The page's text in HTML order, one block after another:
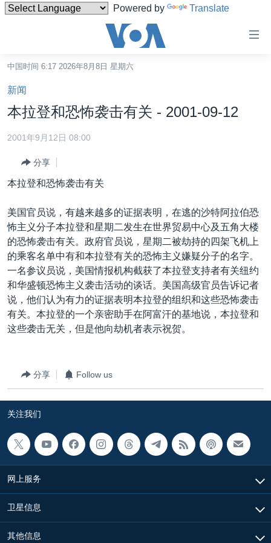
Powered by Translate
碍
链
接
跳
转
转
到
转
到
索
中国
港澳
国际
最新国际新闻
印太
中东
欧洲
非洲
美洲
分类新闻
经济·金融·贸易
人权·法律·宗教
科教·文娱·体健
军事
劳工
美中关系
热点专题
白宫要闻
国会报道
美中关系
南中国海争端
关注新疆
VOA视频
VOA今日焦点
中文广播
其他语言网站
中国时间 6:17 2026年8月8日 星期六
新闻
本拉登和恐怖袭击有关 - 2001-09-12
2001年9月12日 08:00
分享
本拉登和恐怖袭击有关
美国官员说，有越来越多的证据表明，在逃的沙特阿拉伯恐
怖主义分子本拉登和星期二发生在世界贸易中心及五角大楼
的恐怖袭击有关。政府官员说，星期二被劫持的四架飞机上
的乘客名单中有和本拉登有关的恐怖主义嫌疑分子的名字。
一名参议员说，美国情报机构截获了本拉登支持者有关纽约
和华盛顿恐怖主义袭击活动的谈话。美国高级官员告诉记者
说，他们认为有力的证据表明本拉登的组织和这些恐怖袭击
有关。本拉登的一个亲密助手在阿富汗的基地说，本拉登和
这些袭击无关，但是他向劫机者表示祝贺。
分享 Follow us
关注我们
网上服务
卫星信息
其他信息